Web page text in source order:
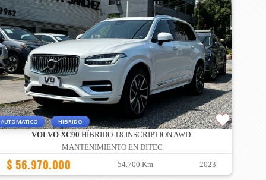
AUTOMATICO HIBRIDO
VOLVO XC90 HÍBRIDO T8 INSCRIPTION AWD
MANTENIMIENTO EN DITEC
$ 56.970.000 54.700 Km 2023